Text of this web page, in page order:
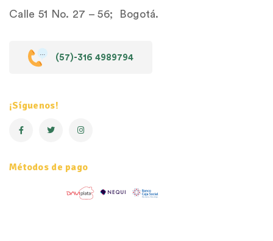
Calle 51 No. 27 – 56; Bogotá.
(57)-316 4989794
¡Síguenos!
Métodos de pago